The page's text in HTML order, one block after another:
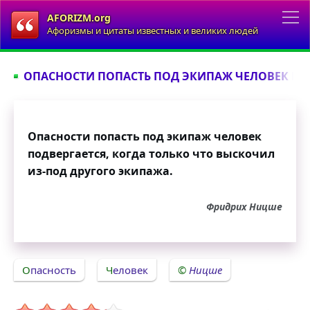
AFORIZM.org
Афоризмы и цитаты известных и великих людей
ОПАСНОСТИ ПОПАСТЬ ПОД ЭКИПАЖ ЧЕЛОВЕК
Опасности попасть под экипаж человек
подвергается, когда только что выскочил
из-под другого экипажа.
Фридрих Ницше
Опасность Человек Ницше